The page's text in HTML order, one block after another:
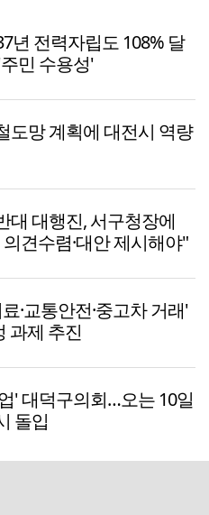
년 전력자립도 108% 달
민 수용성'
도망 계획에 대전시 역량
대 대행진, 서구청장에
견수렴·대안 제시해야"
·교통안전·중고차 거래'
과제 추진
' 대덕구의회…오는 10일
돌입